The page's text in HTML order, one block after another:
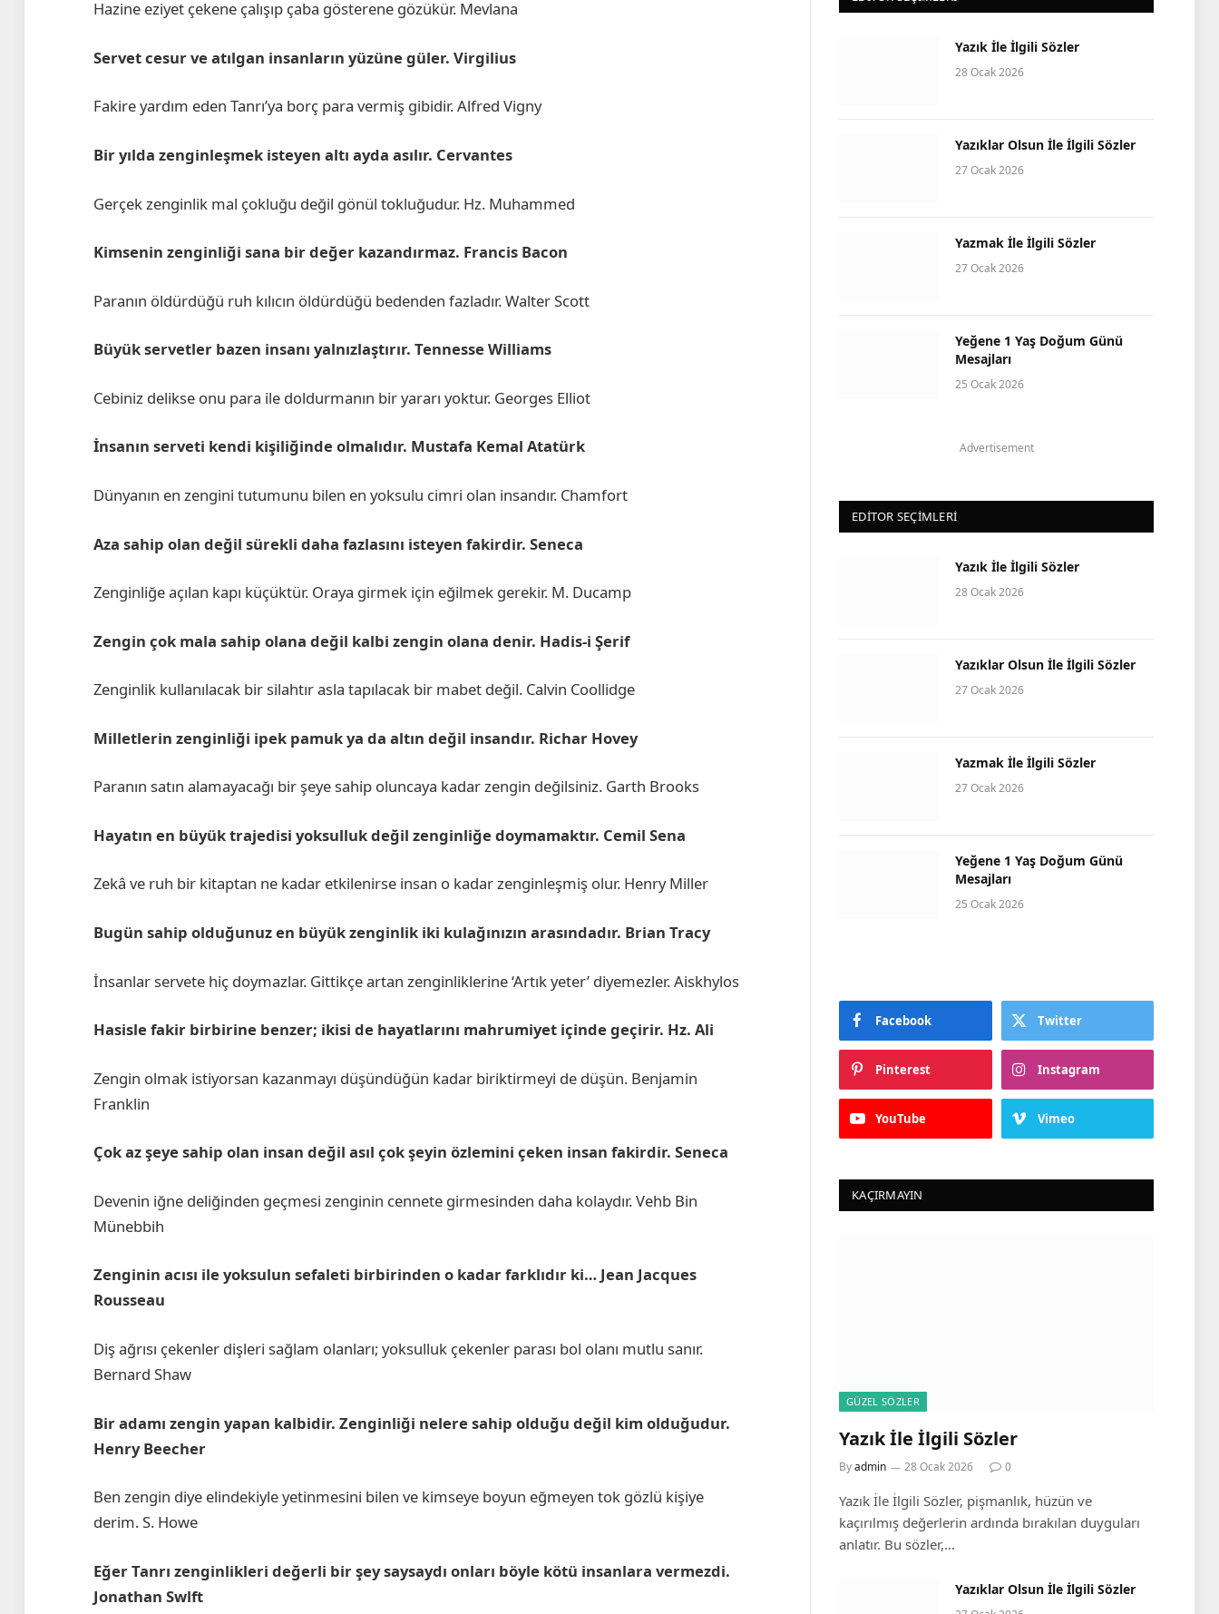
Hazine eziyet çekene çalışıp çaba gösterene gözükür. Mevlana
Servet cesur ve atılgan insanların yüzüne güler. Virgilius
Fakire yardım eden Tanrı’ya borç para vermiş gibidir. Alfred Vigny
Bir yılda zenginleşmek isteyen altı ayda asılır. Cervantes
Gerçek zenginlik mal çokluğu değil gönül tokluğudur. Hz. Muhammed
Kimsenin zenginliği sana bir değer kazandırmaz. Francis Bacon
Paranın öldürdüğü ruh kılıcın öldürdüğü bedenden fazladır. Walter Scott
Büyük servetler bazen insanı yalnızlaştırır. Tennesse Williams
Cebiniz delikse onu para ile doldurmanın bir yararı yoktur. Georges Elliot
İnsanın serveti kendi kişiliğinde olmalıdır. Mustafa Kemal Atatürk
Dünyanın en zengini tutumunu bilen en yoksulu cimri olan insandır. Chamfort
Aza sahip olan değil sürekli daha fazlasını isteyen fakirdir. Seneca
Zenginliğe açılan kapı küçüktür. Oraya girmek için eğilmek gerekir. M. Ducamp
Zengin çok mala sahip olana değil kalbi zengin olana denir. Hadis-i Şerif
Zenginlik kullanılacak bir silahtır asla tapılacak bir mabet değil. Calvin Coollidge
Milletlerin zenginliği ipek pamuk ya da altın değil insandır. Richar Hovey
Paranın satın alamayacağı bir şeye sahip oluncaya kadar zengin değilsiniz. Garth Brooks
Hayatın en büyük trajedisi yoksulluk değil zenginliğe doymamaktır. Cemil Sena
Zekâ ve ruh bir kitaptan ne kadar etkilenirse insan o kadar zenginleşmiş olur. Henry Miller
Bugün sahip olduğunuz en büyük zenginlik iki kulağınızın arasındadır. Brian Tracy
İnsanlar servete hiç doymazlar. Gittikçe artan zenginliklerine ‘Artık yeter’ diyemezler. Aiskhylos
Hasisle fakir birbirine benzer; ikisi de hayatlarını mahrumiyet içinde geçirir. Hz. Ali
Zengin olmak istiyorsan kazanmayı düşündüğün kadar biriktirmeyi de düşün. Benjamin
Franklin
Çok az şeye sahip olan insan değil asıl çok şeyin özlemini çeken insan fakirdir. Seneca
Devenin iğne deliğinden geçmesi zenginin cennete girmesinden daha kolaydır. Vehb Bin
Münebbih
Zenginin acısı ile yoksulun sefaleti birbirinden o kadar farklıdır ki… Jean Jacques
Rousseau
Diş ağrısı çekenler dişleri sağlam olanları; yoksulluk çekenler parası bol olanı mutlu sanır.
Bernard Shaw
Bir adamı zengin yapan kalbidir. Zenginliği nelere sahip olduğu değil kim olduğudur.
Henry Beecher
Ben zengin diye elindekiyle yetinmesini bilen ve kimseye boyun eğmeyen tok gözlü kişiye
derim. S. Howe
Eğer Tanrı zenginlikleri değerli bir şey saysaydı onları böyle kötü insanlara vermezdi.
Jonathan Swlft
Yazık İle İlgili Sözler
28 Ocak 2026
Yazıklar Olsun İle İlgili Sözler
27 Ocak 2026
Yazmak İle İlgili Sözler
27 Ocak 2026
Yeğene 1 Yaş Doğum Günü
Mesajları
25 Ocak 2026
Advertisement
EDITOR SEÇIMLERI
Yazık İle İlgili Sözler
28 Ocak 2026
Yazıklar Olsun İle İlgili Sözler
27 Ocak 2026
Yazmak İle İlgili Sözler
27 Ocak 2026
Yeğene 1 Yaş Doğum Günü
Mesajları
25 Ocak 2026
Facebook Twitter
Pinterest Instagram
YouTube Vimeo
KAÇIRMAYIN
GÜZEL SÖZLER
Yazık İle İlgili Sözler
Byadmin 28 Ocak 2026 0
Yazık İle İlgili Sözler, pişmanlık, hüzün ve
kaçırılmış değerlerin ardında bırakılan duyguları
anlatır. Bu sözler,…
Yazıklar Olsun İle İlgili Sözler